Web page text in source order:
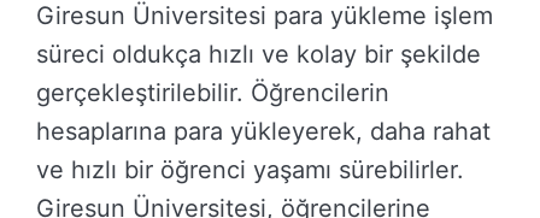
Giresun Üniversitesi para yükleme işlem
süreci oldukça hızlı ve kolay bir şekilde
gerçekleştirilebilir. Öğrencilerin
hesaplarına para yükleyerek, daha rahat
ve hızlı bir öğrenci yaşamı sürebilirler.
Giresun Üniversitesi, öğrencilerine